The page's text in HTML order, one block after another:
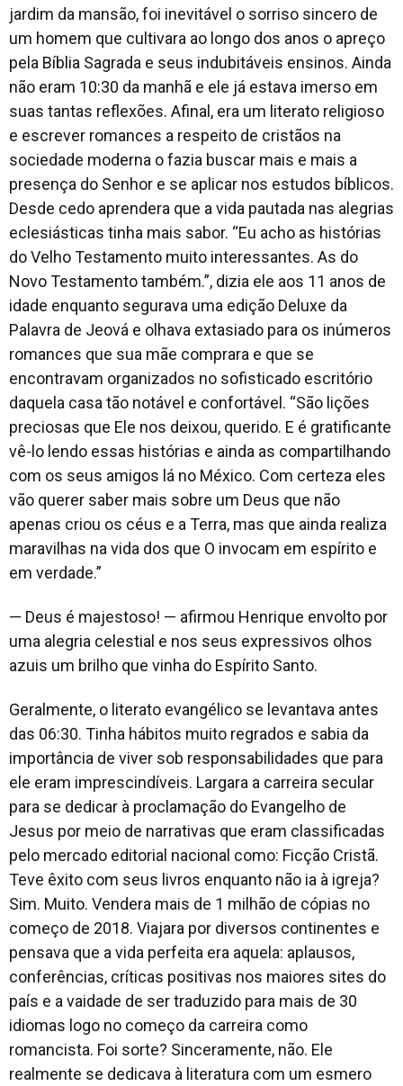
jardim da mansão, foi inevitável o sorriso sincero de
um homem que cultivara ao longo dos anos o apreço
pela Bíblia Sagrada e seus indubitáveis ensinos. Ainda
não eram 10:30 da manhã e ele já estava imerso em
suas tantas reflexões. Afinal, era um literato religioso
e escrever romances a respeito de cristãos na
sociedade moderna o fazia buscar mais e mais a
presença do Senhor e se aplicar nos estudos bíblicos.
Desde cedo aprendera que a vida pautada nas alegrias
eclesiásticas tinha mais sabor. “Eu acho as histórias
do Velho Testamento muito interessantes. As do
Novo Testamento também.”, dizia ele aos 11 anos de
idade enquanto segurava uma edição Deluxe da
Palavra de Jeová e olhava extasiado para os inúmeros
romances que sua mãe comprara e que se
encontravam organizados no sofisticado escritório
daquela casa tão notável e confortável. “São lições
preciosas que Ele nos deixou, querido. E é gratificante
vê-lo lendo essas histórias e ainda as compartilhando
com os seus amigos lá no México. Com certeza eles
vão querer saber mais sobre um Deus que não
apenas criou os céus e a Terra, mas que ainda realiza
maravilhas na vida dos que O invocam em espírito e
em verdade.”
— Deus é majestoso! — afirmou Henrique envolto por
uma alegria celestial e nos seus expressivos olhos
azuis um brilho que vinha do Espírito Santo.
Geralmente, o literato evangélico se levantava antes
das 06:30. Tinha hábitos muito regrados e sabia da
importância de viver sob responsabilidades que para
ele eram imprescindíveis. Largara a carreira secular
para se dedicar à proclamação do Evangelho de
Jesus por meio de narrativas que eram classificadas
pelo mercado editorial nacional como: Ficção Cristã.
Teve êxito com seus livros enquanto não ia à igreja?
Sim. Muito. Vendera mais de 1 milhão de cópias no
começo de 2018. Viajara por diversos continentes e
pensava que a vida perfeita era aquela: aplausos,
conferências, críticas positivas nos maiores sites do
país e a vaidade de ser traduzido para mais de 30
idiomas logo no começo da carreira como
romancista. Foi sorte? Sinceramente, não. Ele
realmente se dedicava à literatura com um esmero